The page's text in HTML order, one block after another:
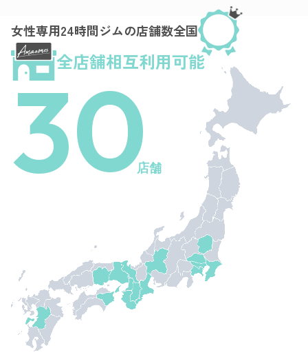
全店舗相互利用可能
女性専用24時間ジムの店舗数全国
30店舗